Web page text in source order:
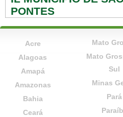
PONTES
Acre
Alagoas
Amapá
Amazonas
Bahia
Ceará
Mato
Mato
Sul
Minas
Pará